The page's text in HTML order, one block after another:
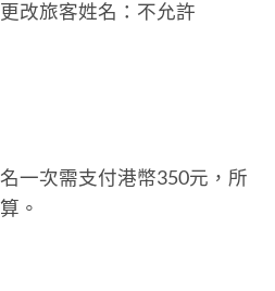
改旅客姓名：不允許
一次需支付港幣350元，所
。